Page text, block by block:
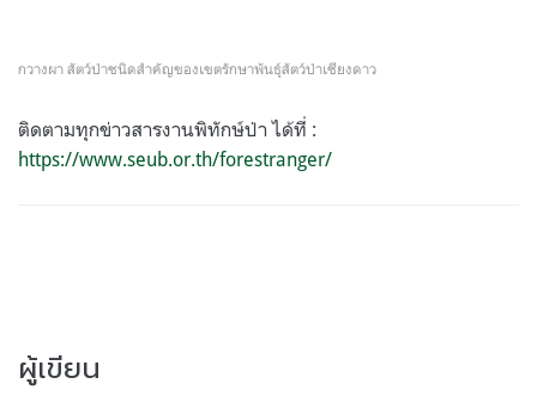
กวางผา สัตว์ป่าชนิดสำคัญของเขตรักษาพันธุ์สัตว์ป่าเชียงดาว
ติดตามทุกข่าวสารงานพิทักษ์ป่า ได้ที่ :
https://www.seub.or.th/forestranger/
ผู้เขียน